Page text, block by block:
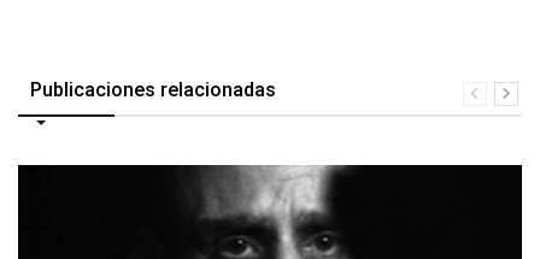
Publicaciones relacionadas